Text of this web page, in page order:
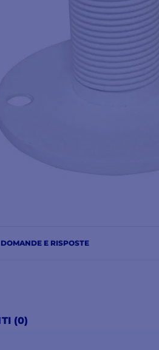
DOMANDE E RISPOSTE
(0)